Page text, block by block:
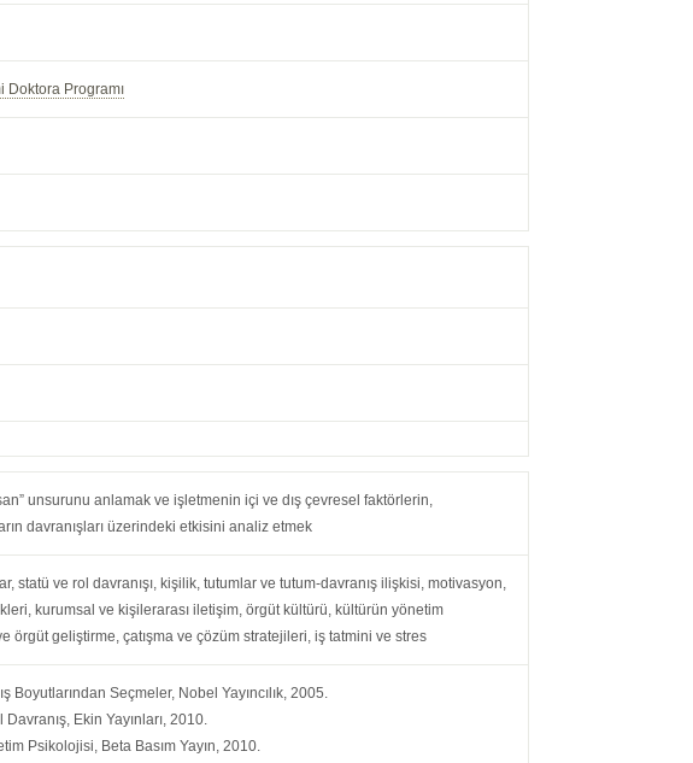
Doktora Programı
unsurunu anlamak ve işletmenin içi ve dış çevresel faktörlerin,
davranışları üzerindeki etkisini analiz etmek
statü ve rol davranışı, kişilik, tutumlar ve tutum-davranış ilişkisi, motivasyon,
kurumsal ve kişilerarası iletişim, örgüt kültürü, kültürün yönetim
örgüt geliştirme, çatışma ve çözüm stratejileri, iş tatmini ve stres
Boyutlarından Seçmeler, Nobel Yayıncılık, 2005.
Ekin Yayınları, 2010.
Psikolojisi, Beta Basım Yayın, 2010.